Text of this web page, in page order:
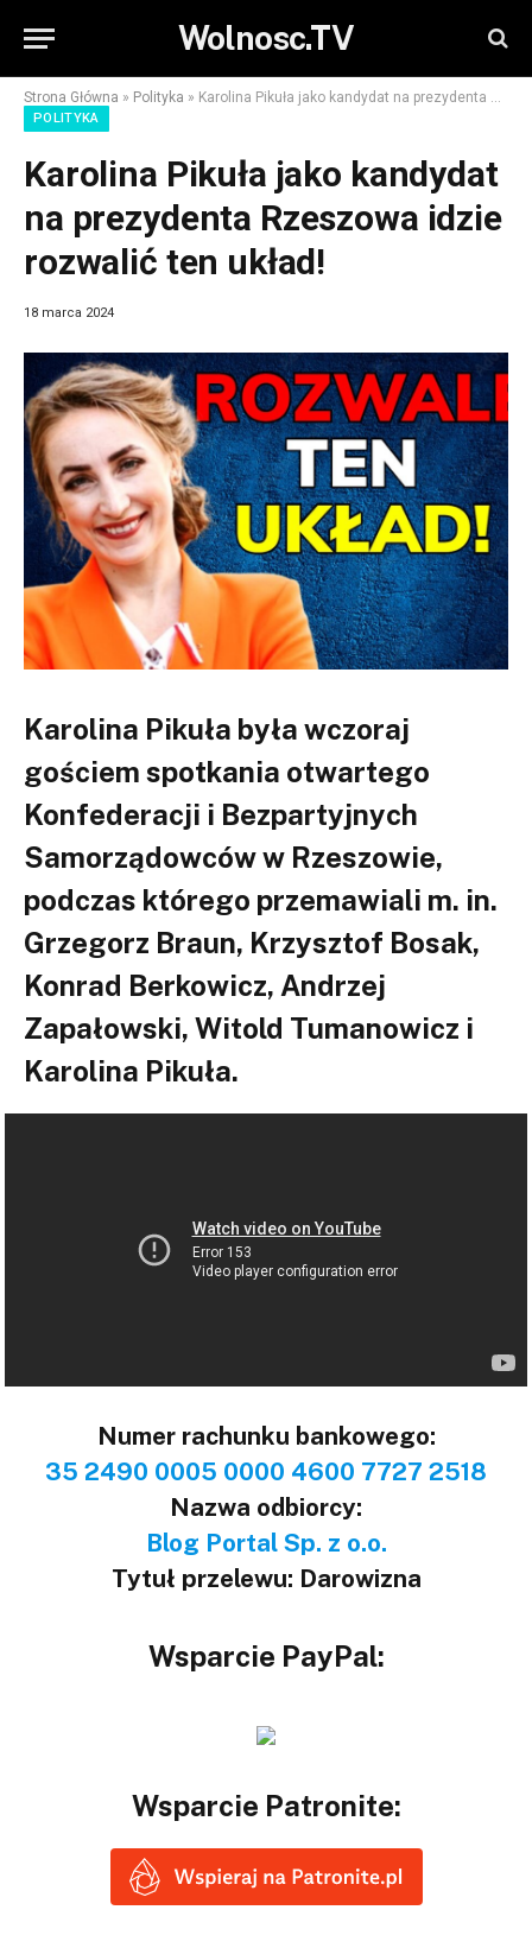
Wolnosc.TV
Strona Główna » Polityka » Karolina Pikuła jako kandydat na prezydenta Rzeszowa idzie rozwalić ten układ!
POLITYKA
Karolina Pikuła jako kandydat
na prezydenta Rzeszowa idzie
rozwalić ten układ!
18 marca 2024
Karolina Pikuła była wczoraj
gościem spotkania otwartego
Konfederacji i Bezpartyjnych
Samorządowców w Rzeszowie,
podczas którego przemawiali m. in.
Grzegorz Braun, Krzysztof Bosak,
Konrad Berkowicz, Andrzej
Zapałowski, Witold Tumanowicz i
Karolina Pikuła.
Numer rachunku bankowego:
35 2490 0005 0000 4600 7727 2518
Nazwa odbiorcy:
Blog Portal Sp. z o.o.
Tytuł przelewu: Darowizna
Wsparcie PayPal:
Wsparcie Patronite: